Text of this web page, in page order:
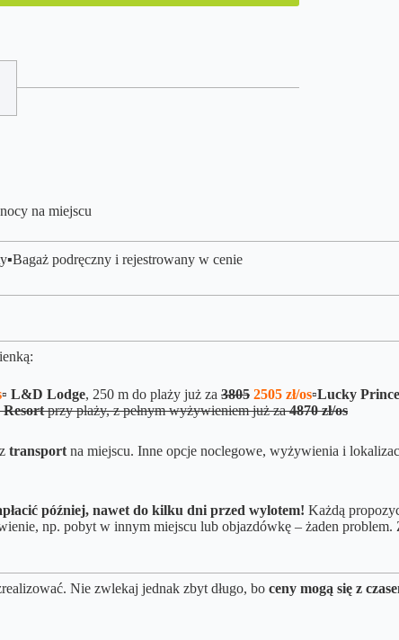
na miejscu
agaż podręczny i rejestrowany w cenie
▫️ L&D Lodge, 250 m do plaży już za 3805 2505 zł/os▫️Lucky
Resortprzy plaży, z pełnym wyżywieniem już za4870 zł/os
transport na miejscu. Inne opcje noclegowe, wyżywienia i
później, nawet do kilku dni przed wylotem! Każdą
np. pobyt w innym miejscu lub objazdówkę – żaden
Nie zwlekaj jednak zbyt długo, bo ceny mogą się z